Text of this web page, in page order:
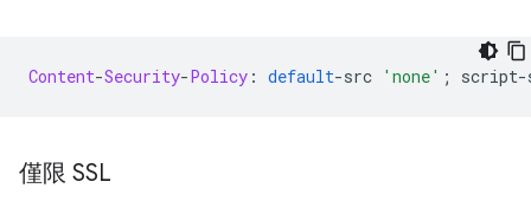
Content-Security-Policy : default-src 'none' ; script-
僅限 SSL